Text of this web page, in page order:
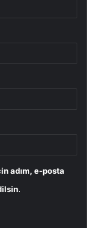
adım, e-posta